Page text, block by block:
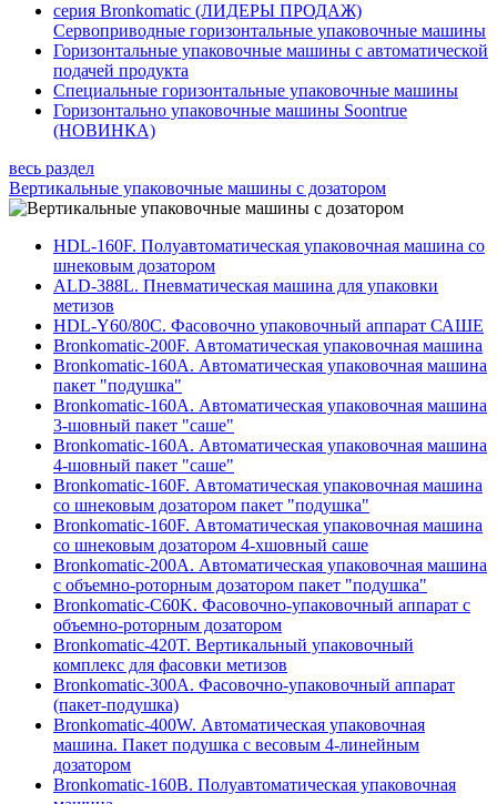
серия Bronkomatic (ЛИДЕРЫ ПРОДАЖ)
Сервоприводные горизонтальные упаковочные машины
Горизонтальные упаковочные машины с автоматической
подачей продукта
Специальные горизонтальные упаковочные машины
Горизонтально упаковочные машины Soontrue
(НОВИНКА)
весь раздел
Вертикальные упаковочные машины с дозатором
HDL-160F. Полуавтоматическая упаковочная машина со
шнековым дозатором
ALD-388L. Пневматическая машина для упаковки
метизов
HDL-Y60/80C. Фасовочно упаковочный аппарат САШЕ
Bronkomatic-200F. Автоматическая упаковочная машина
Bronkomatic-160A. Автоматическая упаковочная машина
пакет "подушка"
Bronkomatic-160A. Автоматическая упаковочная машина
3-шовный пакет "саше"
Bronkomatic-160A. Автоматическая упаковочная машина
4-шовный пакет "саше"
Bronkomatic-160F. Автоматическая упаковочная машина
со шнековым дозатором пакет "подушка"
Bronkomatic-160F. Автоматическая упаковочная машина
со шнековым дозатором 4-хшовный саше
Bronkomatic-200A. Автоматическая упаковочная машина
с объемно-роторным дозатором пакет "подушка"
Bronkomatic-C60K. Фасовочно-упаковочный аппарат с
объемно-роторным дозатором
Bronkomatic-420T. Вертикальный упаковочный
комплекс для фасовки метизов
Bronkomatic-300A. Фасовочно-упаковочный аппарат
(пакет-подушка)
Bronkomatic-400W. Автоматическая упаковочная
машина. Пакет подушка с весовым 4-линейным
дозатором
Bronkomatic-160B. Полуавтоматическая упаковочная